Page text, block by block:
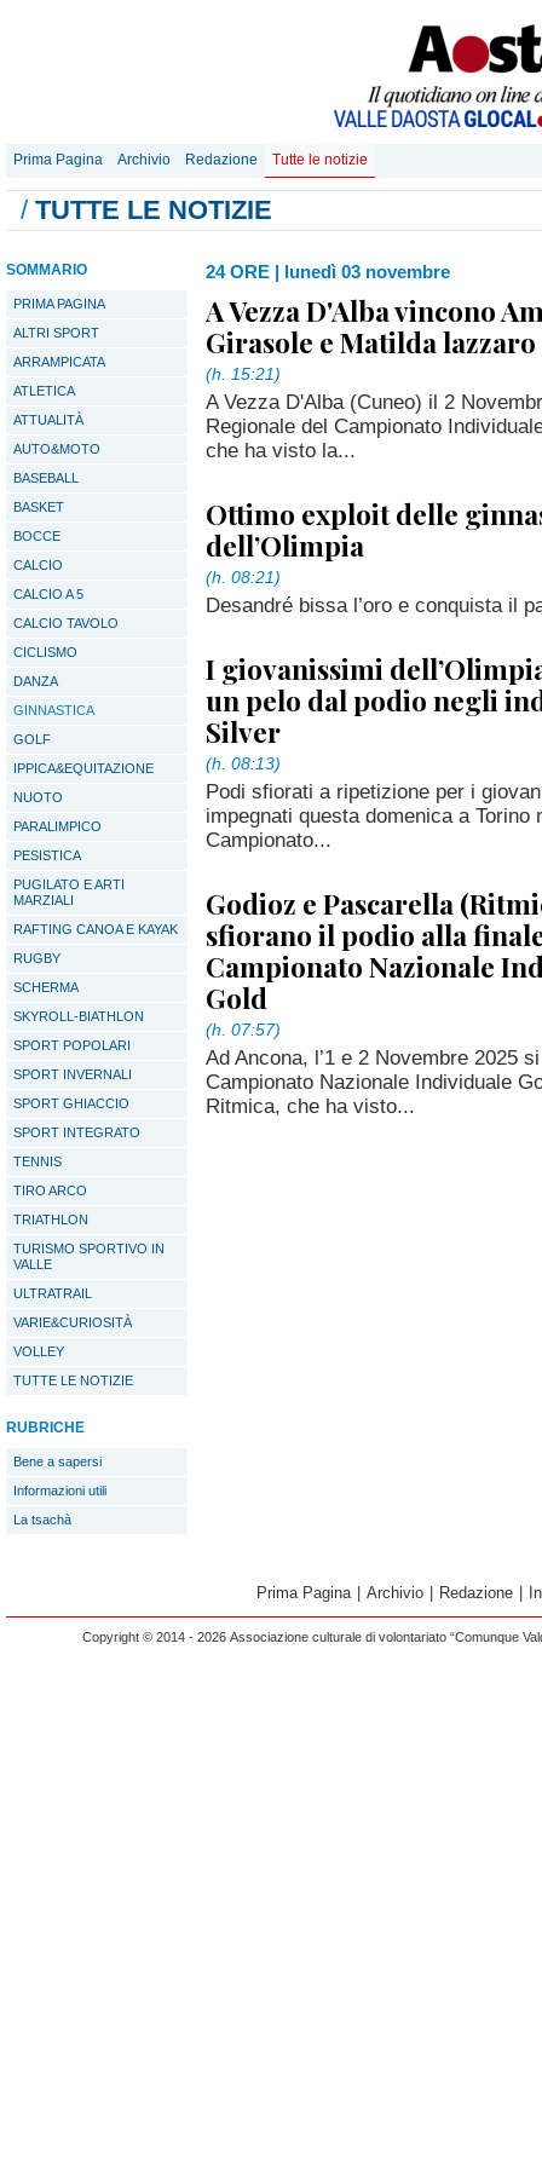
Prima Pagina Archivio Redazione Tutte le notizie
/ TUTTE LE NOTIZIE
SOMMARIO
PRIMA PAGINA
ALTRI SPORT
ARRAMPICATA
ATLETICA
ATTUALITÀ
AUTO&MOTO
BASEBALL
BASKET
BOCCE
CALCIO
CALCIO A 5
CALCIO TAVOLO
CICLISMO
DANZA
GINNASTICA
GOLF
IPPICA&EQUITAZIONE
NUOTO
PARALIMPICO
PESISTICA
PUGILATO E ARTI
MARZIALI
RAFTING CANOA E KAYAK
RUGBY
SCHERMA
SKYROLL-BIATHLON
SPORT POPOLARI
SPORT INVERNALI
SPORT GHIACCIO
SPORT INTEGRATO
TENNIS
TIRO ARCO
TRIATHLON
TURISMO SPORTIVO IN
VALLE
ULTRATRAIL
VARIE&CURIOSITÀ
VOLLEY
TUTTE LE NOTIZIE
RUBRICHE
Bene a sapersi
Informazioni utili
La tsachà
24 ORE | lunedì 03 novembre
A Vezza D'Alba vincono
Girasole e Matilda lazzaro
(h. 15:21)
A Vezza D'Alba (Cuneo) il 2
Regionale del Campionato
che ha visto la...
Ottimo exploit delle
dell’Olimpia
(h. 08:21)
Desandré bissa l’oro e conquista il
I giovanissimi
un pelo dal podio negli
Silver
(h. 08:13)
Podi sfiorati a ripetizione per i
impegnati questa domenica a Torino
Campionato...
Godioz e Pascarella
sfiorano il podio alla
Campionato Nazionale
Gold
(h. 07:57)
Ad Ancona, l’1 e 2 Novembre 2025
Campionato Nazionale Individuale
Ritmica, che ha visto...
Prima Pagina Archivio Redazione
Copyright © 2014 - 2026 Associazione culturale di volontariato “Comunque